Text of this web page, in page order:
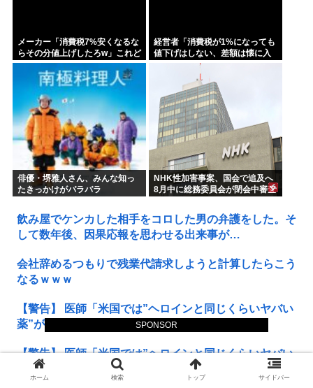
SPONSOR
メーカー「消費税7%安くなるな
らその分値上げしたろw」これど
うすんの？
経営者「消費税が1%になっても
値下げはしない、差額は懐に入
れる」
俳優・堺雅人さん、みんな知っ
たきっかけがバラバラ
NHK性加害事案、国会で追及へ
8月中に総務委員会が閉会中審査
飲み屋でケンカした相手をコロした男の弁護をした。そ
して数年後、因果応報を思わせる出来事が…
会社辞めるつもりで残業代請求しようと計算したらこう
なるｗｗｗ
【警告】 医師「米国では”ヘロインと同じくらいヤバい
薬”が日本では平気で処方されてる」
【警告】 医師「米国では”ヘロインと同じくらいヤバい
薬”が日本では平気で処方されてる」
ホーム 検索 トップ サイドバー